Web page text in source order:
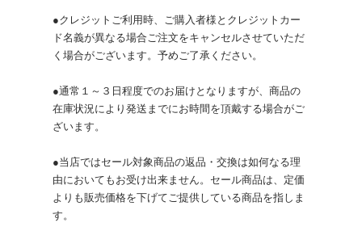
●クレジットご利用時、ご購入者様とクレジットカー
ド名義が異なる場合ご注文をキャンセルさせていただ
く場合がございます。予めご了承ください。
●通常１～３日程度でのお届けとなりますが、商品の
在庫状況により発送までにお時間を頂戴する場合がご
ざいます。
●当店ではセール対象商品の返品・交換は如何なる理
由においてもお受け出来ません。セール商品は、定価
よりも販売価格を下げてご提供している商品を指しま
す。